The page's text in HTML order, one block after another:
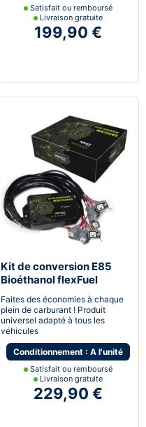
Satisfait ou remboursé
Livraison gratuite
199,90 €
Kit de conversion E85
Bioéthanol flexFuel
converter
Faites des économies à chaque
plein de carburant ! Produit
universel adapté à tous les
véhicules
Conditionnement : A l'unité
Satisfait ou remboursé
Livraison gratuite
229,90 €